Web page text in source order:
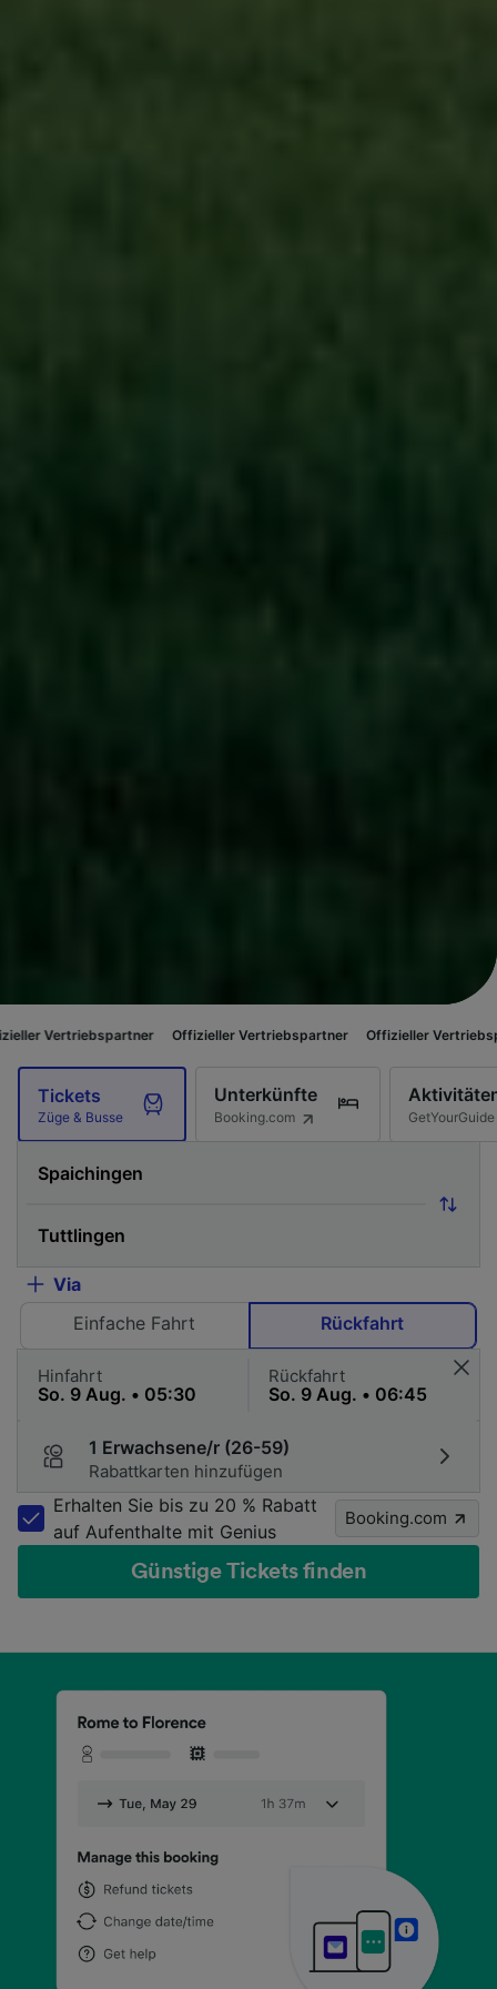
Offizieller Vertriebspartner Offizieller Vertriebspartner
Tickets
Züge & Busse
Unterkünfte
Booking.com GetYourGuide
Via
Einfache Fahrt
Rückfahrt
Hinfahrt Rückfahrt
1 Erwachsene/r (26-59)
Rabattkarten hinzufügen
Erhalten Sie bis zu 20 % Rabatt
auf Aufenthalte mit Genius
Booking.com
Günstige Tickets finden